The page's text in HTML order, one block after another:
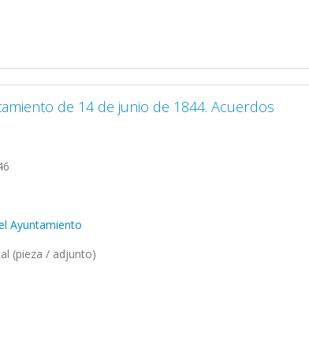
de 14 de junio de 1844. Acuerdos
Ayuntamiento
(pieza / adjunto)